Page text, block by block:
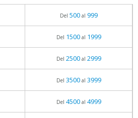
Del 500al 999
Del 1500al 1999
Del 2500al 2999
Del 3500al 3999
Del 4500al 4999